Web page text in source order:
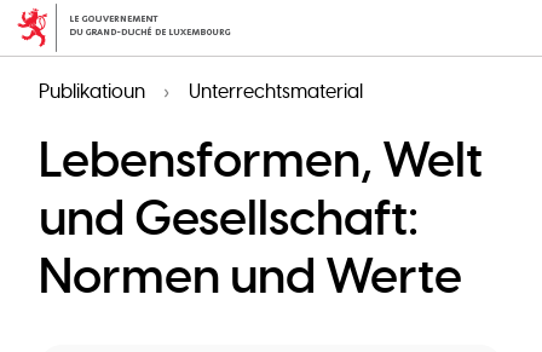
Skip
contentPublikatioun Unterrechtsmaterial
Lebensformen, Welt
und Gesellschaft:
Normen und Werte